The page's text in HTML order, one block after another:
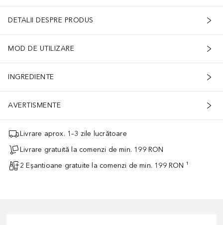
DETALII DESPRE PRODUS
MOD DE UTILIZARE
INGREDIENTE
AVERTISMENTE
Livrare aprox. 1–3 zile lucrătoare
Livrare gratuită la comenzi de min. 199 RON
2 Eșantioane gratuite la comenzi de min. 199 RON ¹